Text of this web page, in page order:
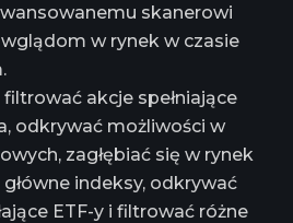
skanerowi
w rynek w czasie
akcje spełniające
odkrywać możliwości w
zagłębiać się w rynek
główne indeksy, odkrywać
ETF-y i filtrować różne